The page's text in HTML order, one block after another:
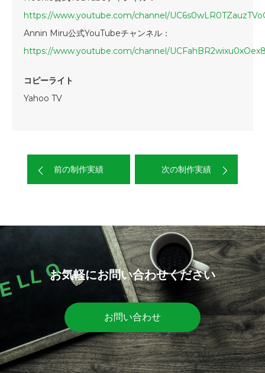
https://www.youtube.com/channel/
Annin Miru公式YouTubeチャンネル：
https://www.youtube.com/channel/
コピーライト
Yahoo TV
前の制作実績 次の制作実績
お気軽にお問い合わせください
お問い合わせ